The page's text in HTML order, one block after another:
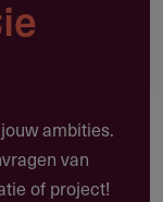
het onderwijs
ambities.
van
of project!